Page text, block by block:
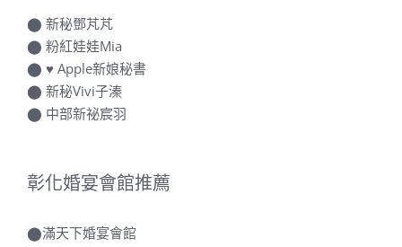
⬤ 新秘鄧芃芃
⬤ 粉紅娃娃Mia
⬤ ♥ Apple新娘秘書
⬤ 新秘Vivi子溱
⬤ 中部新祕宸羽
彰化婚宴會館推薦
⬤滿天下婚宴會館